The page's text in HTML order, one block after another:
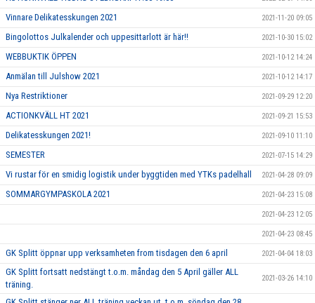
Vinnare Delikatesskungen 2021 2021-11-20 09:05
Bingolottos Julkalender och uppesittarlott är här!! 2021-10-30 15:02
WEBBUKTIK ÖPPEN 2021-10-12 14:24
Anmälan till Julshow 2021 2021-10-12 14:17
Nya Restriktioner 2021-09-29 12:20
ACTIONKVÄLL HT 2021 2021-09-21 15:53
Delikatesskungen 2021! 2021-09-10 11:10
SEMESTER 2021-07-15 14:29
Vi rustar för en smidig logistik under byggtiden med YTKs padelhall 2021-04-28 09:09
SOMMARGYMPASKOLA 2021 2021-04-23 15:08
2021-04-23 12:05
2021-04-23 08:45
GK Splitt öppnar upp verksamheten from tisdagen den 6 april 2021-04-04 18:03
GK Splitt fortsatt nedstängt t.o.m. måndag den 5 April gäller ALL
träning.
2021-03-26 14:10